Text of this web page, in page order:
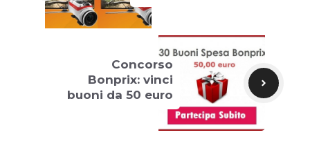
Concorso
Bonprix: vinci
buoni da 50 euro